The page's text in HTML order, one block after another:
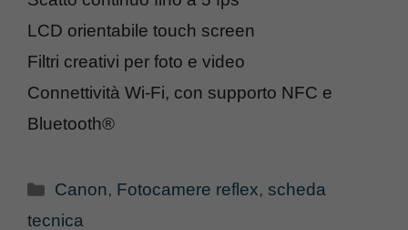
LCD orientabile touch screen
Filtri creativi per foto e video
Connettività Wi-Fi, con supporto NFC e
Bluetooth®
Categorie
Canon, Fotocamere reflex, scheda
tecnica